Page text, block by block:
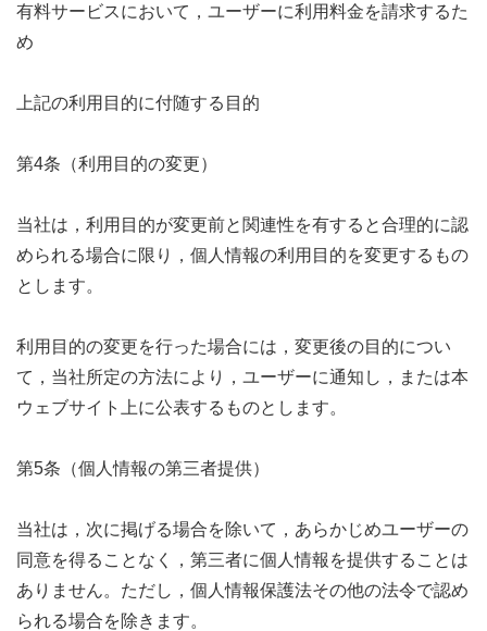
有料サービスにおいて，ユーザーに利用料金を請求するた
め
上記の利用目的に付随する目的
第4条（利用目的の変更）
当社は，利用目的が変更前と関連性を有すると合理的に認
められる場合に限り，個人情報の利用目的を変更するもの
とします。
利用目的の変更を行った場合には，変更後の目的につい
て，当社所定の方法により，ユーザーに通知し，または本
ウェブサイト上に公表するものとします。
第5条（個人情報の第三者提供）
当社は，次に掲げる場合を除いて，あらかじめユーザーの
同意を得ることなく，第三者に個人情報を提供することは
ありません。ただし，個人情報保護法その他の法令で認め
られる場合を除きます。